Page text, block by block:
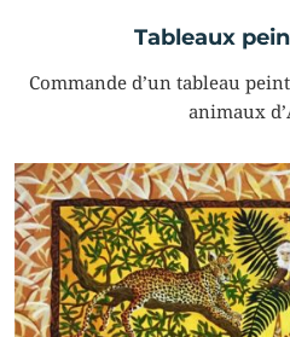
Tableaux
Commande d’un tableau
animaux